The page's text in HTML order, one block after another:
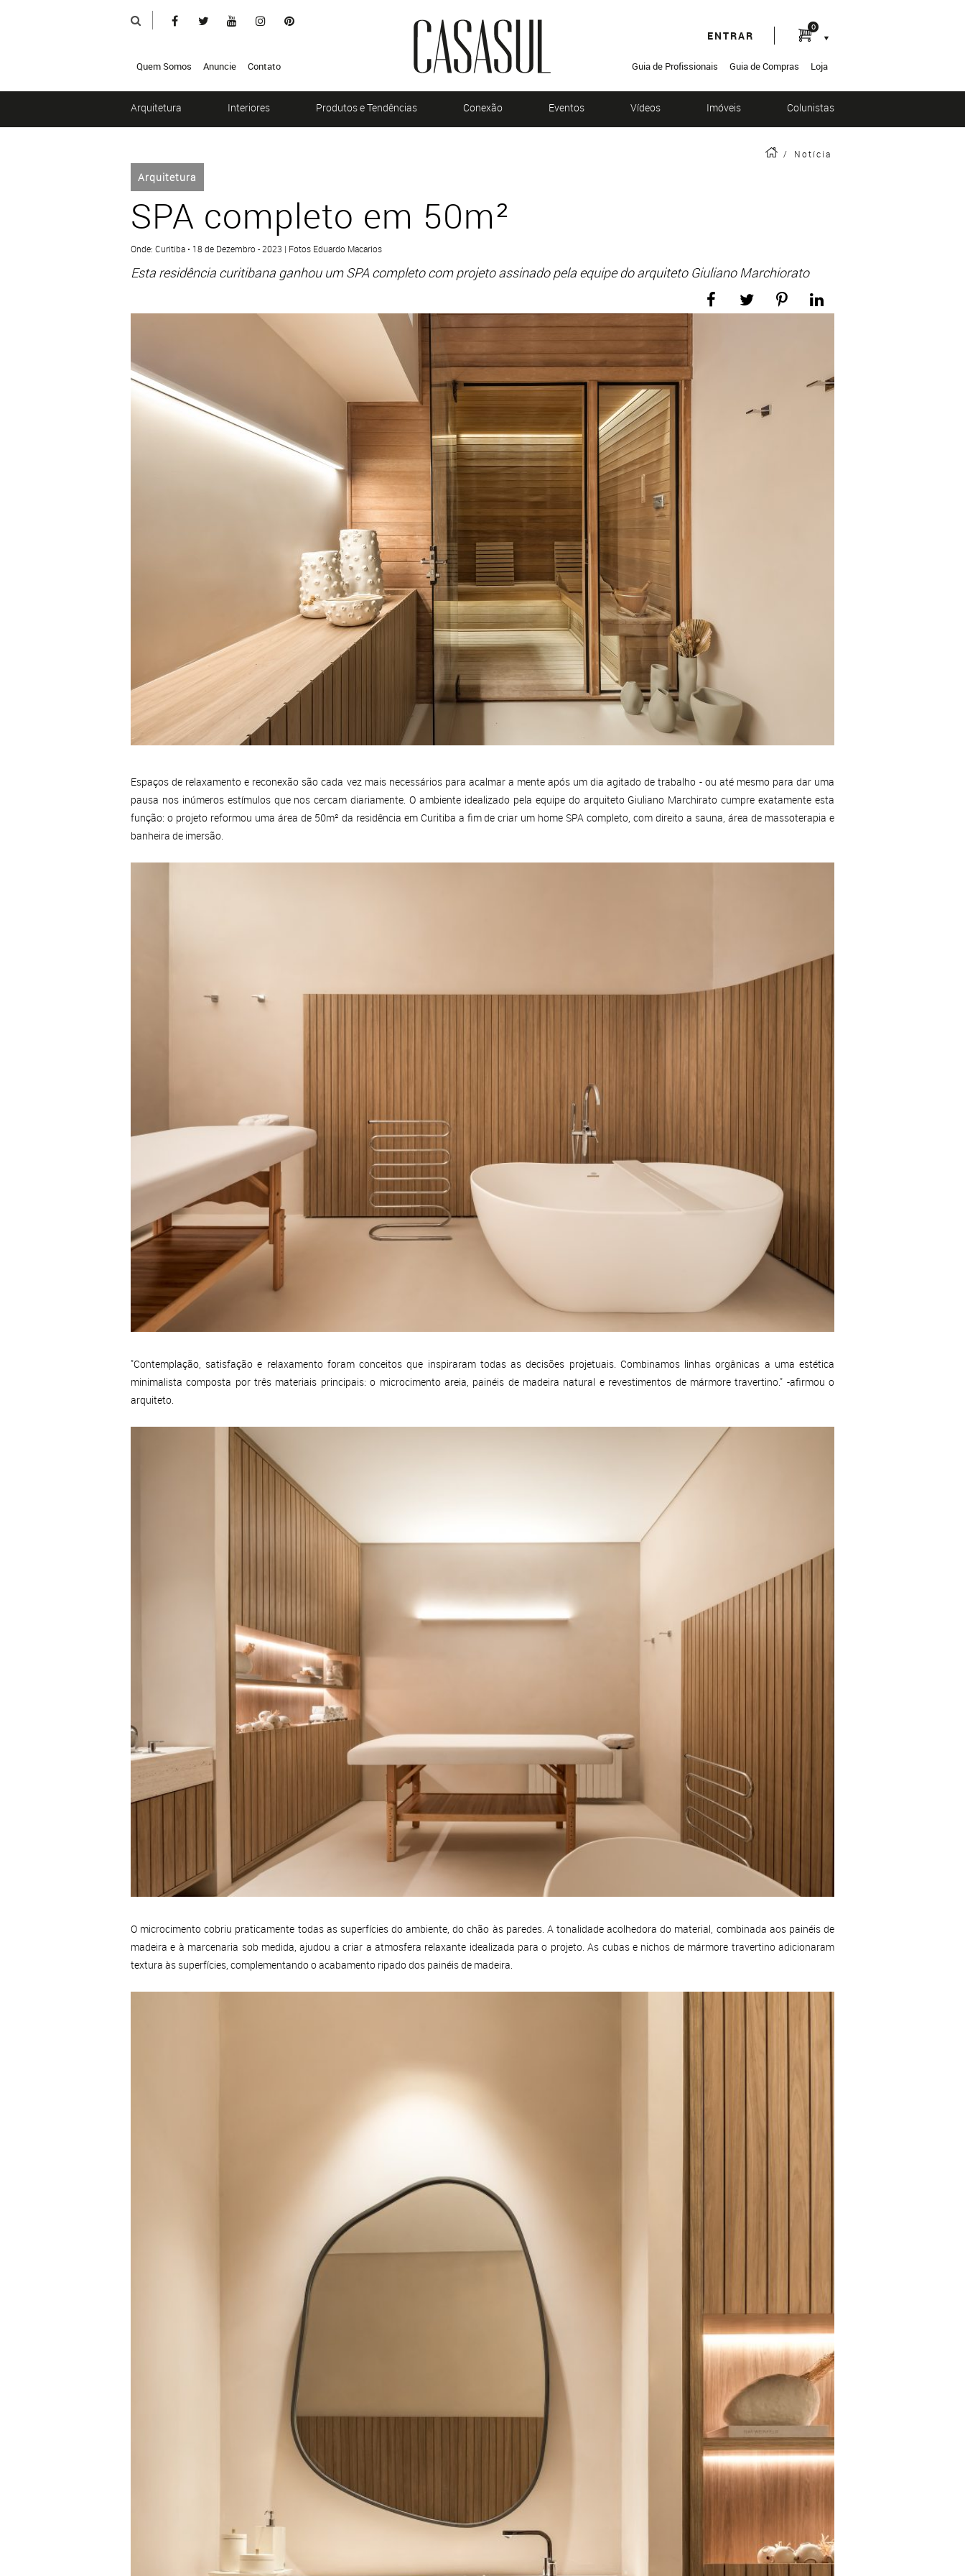
0
ENTRAR
Quem Somos Anuncie Contato Guia de Profissionais Guia de Compras Loja
Arquitetura Interiores Produtos e Tendências Conexão Eventos Vídeos Imóveis Colunistas
/ Notícia
Arquitetura
SPA completo em 50m²
Onde: Curitiba • 18 de Dezembro - 2023 | Fotos Eduardo Macarios
Esta residência curitibana ganhou um SPA completo com projeto assinado pela equipe do arquiteto Giuliano Marchiorato
Espaços de relaxamento e reconexão são cada vez mais necessários para acalmar a mente após um dia agitado de trabalho - ou até mesmo para dar uma
pausa nos inúmeros estímulos que nos cercam diariamente. O ambiente idealizado pela equipe do arquiteto Giuliano Marchirato cumpre exatamente esta
função: o projeto reformou uma área de 50m² da residência em Curitiba a fim de criar um home SPA completo, com direito a sauna, área de massoterapia e
banheira de imersão.
"Contemplação, satisfação e relaxamento foram conceitos que inspiraram todas as decisões projetuais. Combinamos linhas orgânicas a uma estética
minimalista composta por três materiais principais: o microcimento areia, painéis de madeira natural e revestimentos de mármore travertino." -afirmou o
arquiteto.
O microcimento cobriu praticamente todas as superfícies do ambiente, do chão às paredes. A tonalidade acolhedora do material, combinada aos painéis de
madeira e à marcenaria sob medida, ajudou a criar a atmosfera relaxante idealizada para o projeto. As cubas e nichos de mármore travertino adicionaram
textura às superfícies, complementando o acabamento ripado dos painéis de madeira.